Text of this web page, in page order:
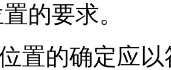
的要求。
置的确定应